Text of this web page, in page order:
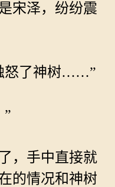
宋泽，纷纷震
怒了神树……”
，手中直接就
的情况和神树